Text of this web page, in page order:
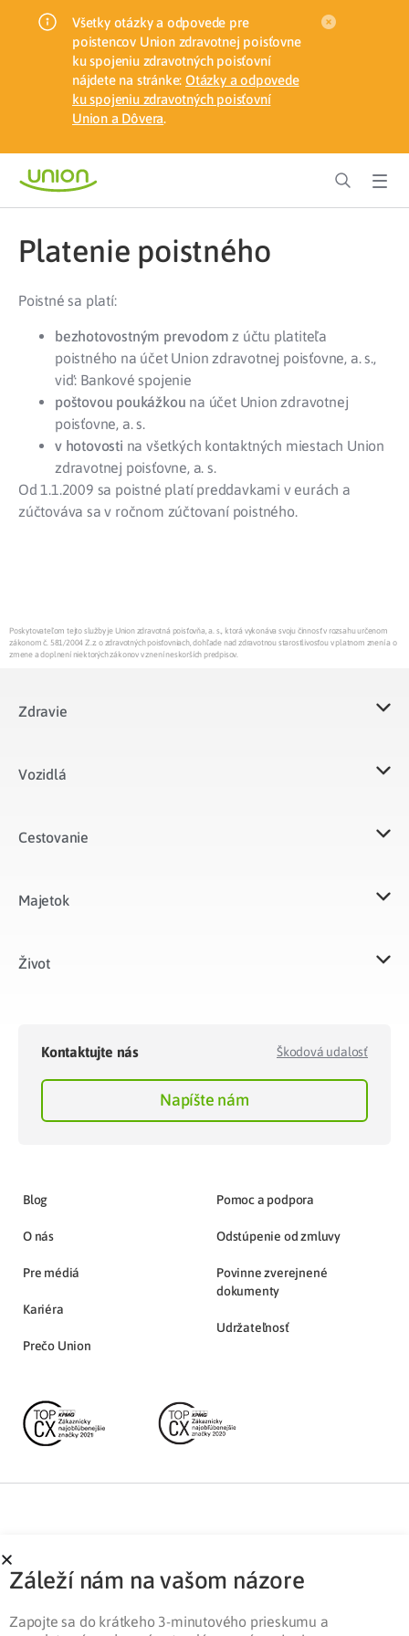
Všetky otázky a odpovede pre
poistencov Union zdravotnej poisťovne
ku spojeniu zdravotných poisťovní
nájdete na stránke: Otázky a odpovede
ku spojeniu zdravotných poisťovní
Union a Dôvera.
Platenie poistného
Poistné sa platí:
bezhotovostným prevodom z účtu platiteľa
poistného na účet Union zdravotnej poisťovne, a. s.,
viď: Bankové spojenie
poštovou poukážkou na účet Union zdravotnej
poisťovne, a. s.
v hotovosti na všetkých kontaktných miestach Union
zdravotnej poisťovne, a. s.
Od 1.1.2009 sa poistné platí preddavkami v eurách a
zúčtováva sa v ročnom zúčtovaní poistného.
Poskytovateľom tejto služby je Union zdravotná poisťovňa, a. s., ktorá vykonáva svoju činnosť v rozsahu určenom
zákonom č. 581/2004 Z.z. o zdravotných poisťovniach, dohľade nad zdravotnou starostlivosťou v platnom znení a o
zmene a doplnení niektorých zákonov v znení neskorších predpisov.
Zdravie
Vozidlá​
Cestovanie
Majetok​
Život​
Kontaktujte nás Škodová udalosť
Napíšte nám
Blog
O nás
Pre médiá
Kariéra
Prečo Union
Pomoc a podpora
Odstúpenie od zmluvy
Povinne zverejnené
dokumenty
Udržateľnosť
Partnerská zóna
Záleží nám na vašom názore
Zapojte sa do krátkeho 3-minutového prieskumu a